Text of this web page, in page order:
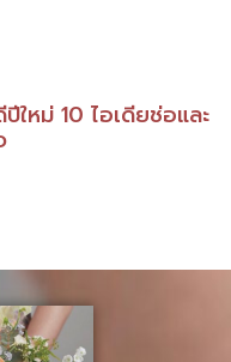
ใหม่ 10 ไอเดียช่อและ